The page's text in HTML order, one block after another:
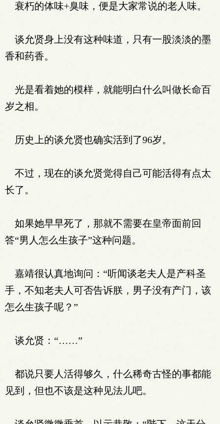
衰朽的体味+臭味，便是大家常说的老人味。
谈允贤身上没有这种味道，只有一股淡淡的墨
香和药香。
光是看着她的模样，就能明白什么叫做长命百
岁之相。
历史上的谈允贤也确实活到了96岁。
不过，现在的谈允贤觉得自己可能活得有点太
长了。
如果她早早死了，那就不需要在皇帝面前回
答“男人怎么生孩子”这种问题。
嘉靖很认真地询问：“听闻谈老夫人是产科圣
手，不知老夫人可否告诉朕，男子没有产门，该
怎么生孩子呢？”
谈允贤：“……”
都说只要人活得够久，什么稀奇古怪的事都能
见到，但也不该是这种见法儿吧。